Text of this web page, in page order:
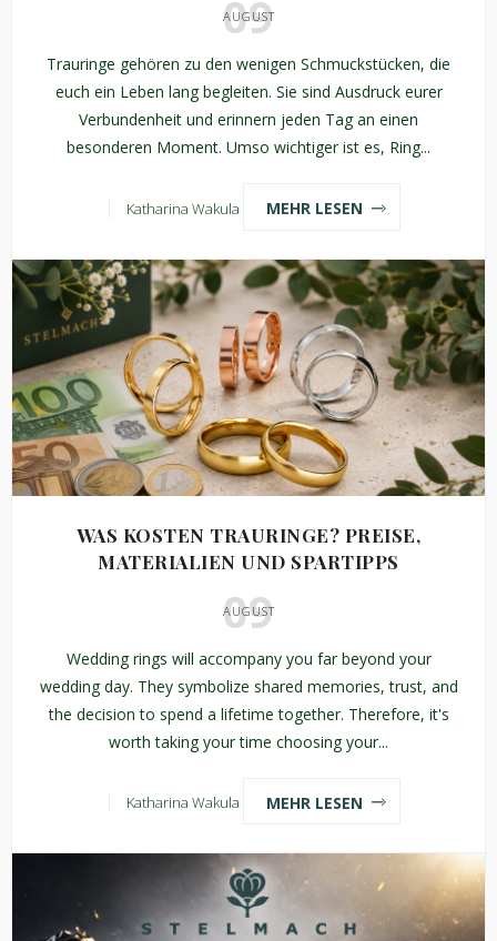
09
AUGUST
Trauringe gehören zu den wenigen Schmuckstücken, die
euch ein Leben lang begleiten. Sie sind Ausdruck eurer
Verbundenheit und erinnern jeden Tag an einen
besonderen Moment. Umso wichtiger ist es, Ring...
Katharina Wakula MEHR LESEN
WAS KOSTEN TRAURINGE? PREISE,
MATERIALIEN UND SPARTIPPS
09
AUGUST
Wedding rings will accompany you far beyond your
wedding day. They symbolize shared memories, trust, and
the decision to spend a lifetime together. Therefore, it's
worth taking your time choosing your...
Katharina Wakula MEHR LESEN